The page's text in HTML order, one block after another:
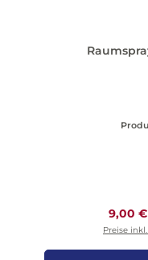
9,00 €
Preise